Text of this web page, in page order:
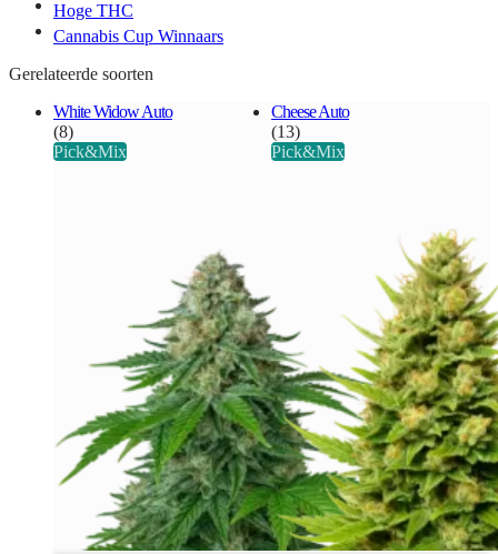
Hoge THC
Cannabis Cup Winnaars
Gerelateerde soorten
White Widow Auto
(8)
Pick&Mix
Cheese Auto
(13)
Pick&Mix